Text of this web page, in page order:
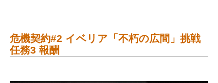
危機契約#2 イベリア「不朽の広間」挑戦
任務3 報酬